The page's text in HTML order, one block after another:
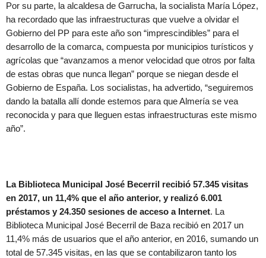
Por su parte, la alcaldesa de Garrucha, la socialista María López,
ha recordado que las infraestructuras que vuelve a olvidar el
Gobierno del PP para este año son “imprescindibles” para el
desarrollo de la comarca, compuesta por municipios turísticos y
agrícolas que “avanzamos a menor velocidad que otros por falta
de estas obras que nunca llegan” porque se niegan desde el
Gobierno de España. Los socialistas, ha advertido, “seguiremos
dando la batalla allí donde estemos para que Almería se vea
reconocida y para que lleguen estas infraestructuras este mismo
año”.
La Biblioteca Municipal José Becerril recibió 57.345 visitas
en 2017, un 11,4% que el año anterior, y realizó 6.001
préstamos y 24.350 sesiones de acceso a Internet. La
Biblioteca Municipal José Becerril de Baza recibió en 2017 un
11,4% más de usuarios que el año anterior, en 2016, sumando un
total de 57.345 visitas, en las que se contabilizaron tanto los